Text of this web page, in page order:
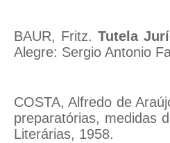
BAUR, Fritz.Tutela
Alegre: Sergio Antonio
COSTA, Alfredo de
preparatórias, medidas
Literárias, 1958.